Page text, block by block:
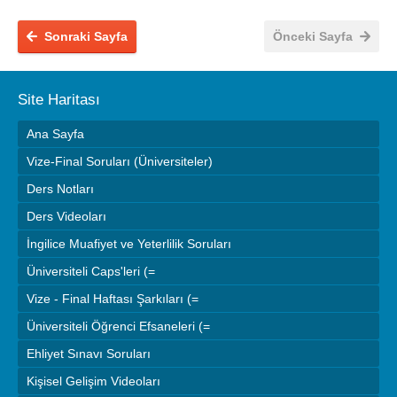
Önceki Sayfa
Sonraki Sayfa
Site Haritası
Ana Sayfa
Vize-Final Soruları (Üniversiteler)
Ders Notları
Ders Videoları
İngilice Muafiyet ve Yeterlilik Soruları
Üniversiteli Caps'leri (=
Vize - Final Haftası Şarkıları (=
Üniversiteli Öğrenci Efsaneleri (=
Ehliyet Sınavı Soruları
Kişisel Gelişim Videoları